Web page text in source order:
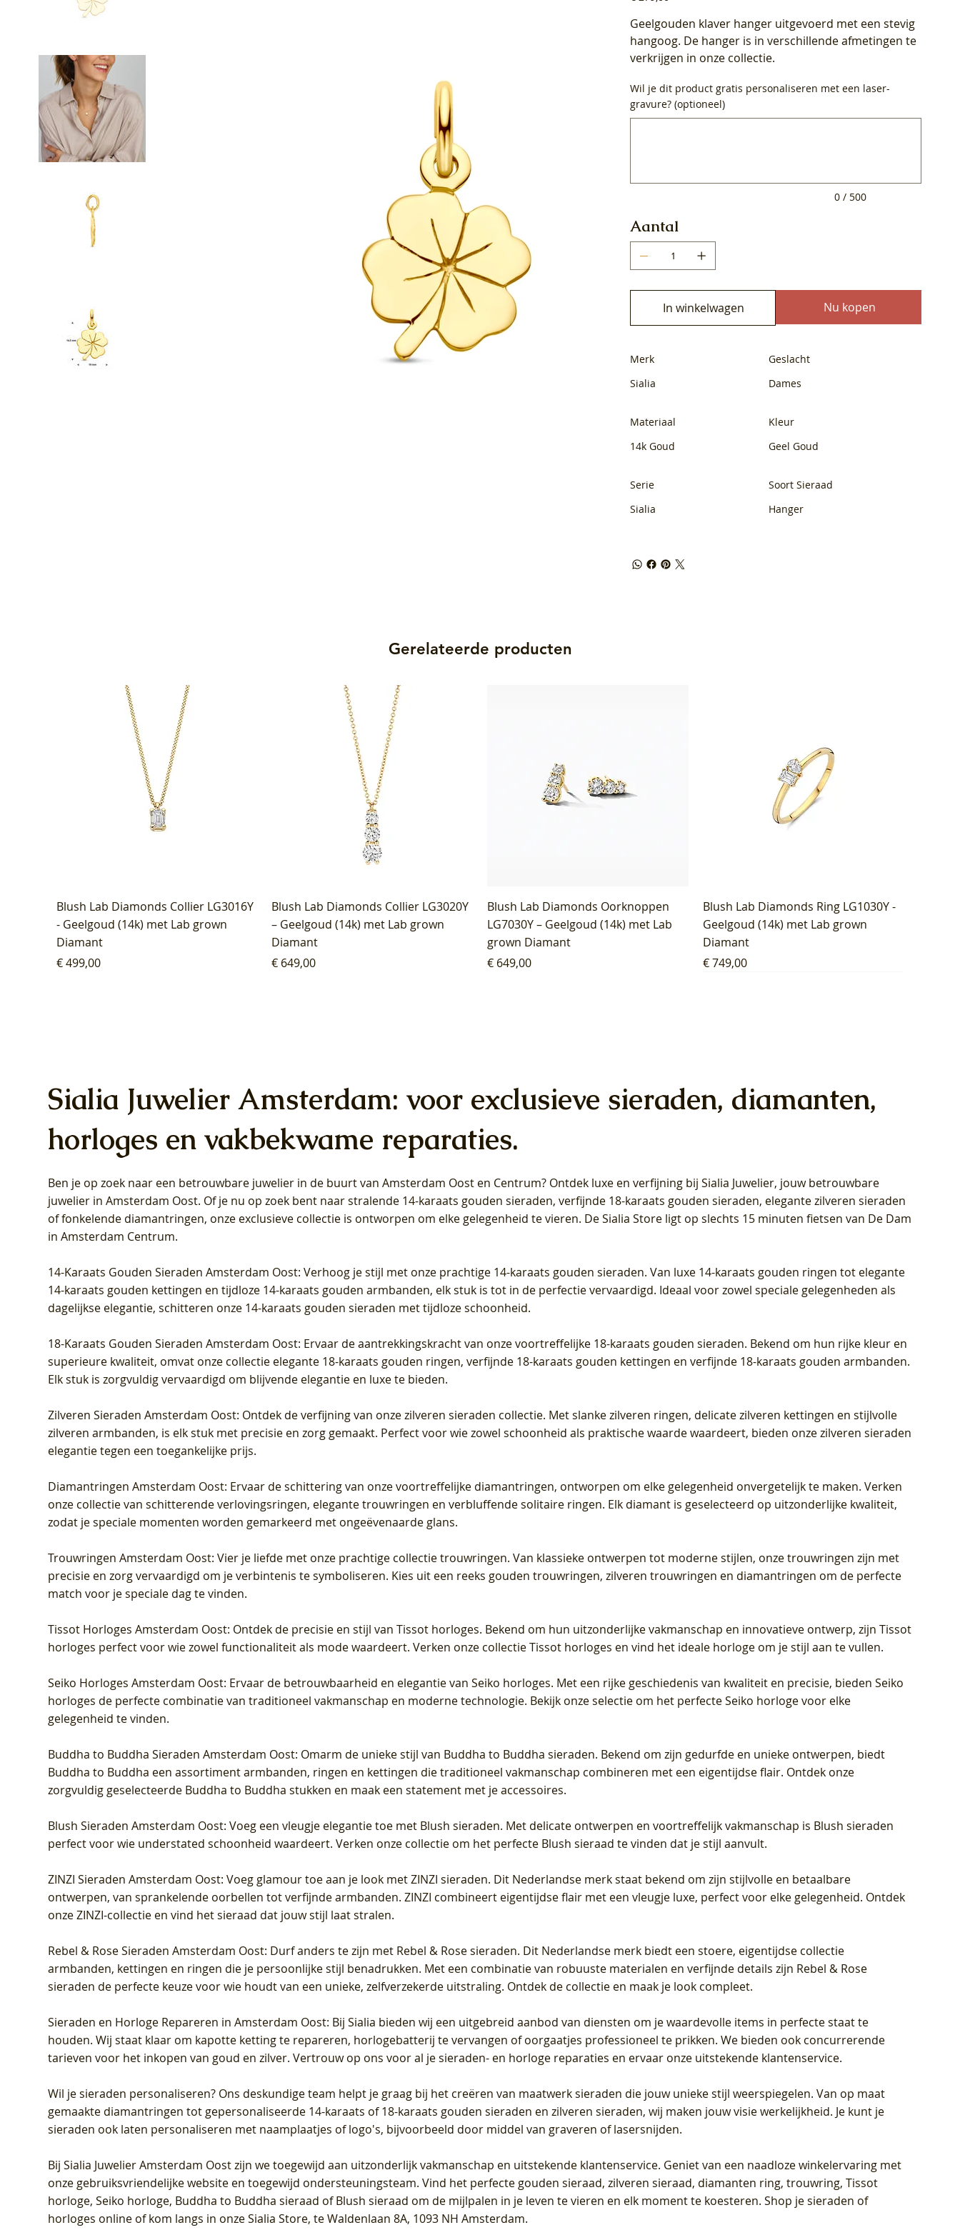
Geelgouden klaver hanger uitgevoerd met een stevig
hangoog. De hanger is in verschillende afmetingen te
verkrijgen in onze collectie.
Wil je dit product gratis personaliseren met een laser-
gravure? (optioneel)
0 / 500
Aantal
In winkelwagen Nu kopen
Merk
Sialia
Geslacht
Dames
Materiaal
14k Goud
Kleur
Geel Goud
Serie
Sialia
Soort Sieraad
Hanger
Gerelateerde producten
Blush Lab Diamonds Collier LG3016Y
- Geelgoud (14k) met Lab grown
Diamant
Prijs
€ 499,00
Blush Lab Diamonds Collier LG3020Y
– Geelgoud (14k) met Lab grown
Diamant
Prijs
€ 649,00
Blush Lab Diamonds Oorknoppen
LG7030Y – Geelgoud (14k) met Lab
grown Diamant
Prijs
€ 649,00
Blush Lab Diamonds Ring LG1030Y -
Geelgoud (14k) met Lab grown
Diamant
Prijs
€ 749,00
Blush Lab Diamonds Oorhangers
LG9006Y/S - Geelgoud (14k) met Lab
grown Diamant
Blush Lab Diamonds Oorhangers
LG9007Y/S - Geelgoud (14k) met Lab
grown Diamant
Blush Lab Diamonds Ring LG1028Y -
Geelgoud (14k) met Lab grown
Diamant
Blush Lab Diamonds Collier LG3014Y
- Geelgoud (14k) met Lab grown
Diamant
Blush Lab Diamonds Collier LG3019Y
– Geelgoud (14k) met Lab grown
Diamant
Blush Lab Diamonds Ring LG1042Y –
Geelgoud (14k) met Lab grown
Diamant
Blush Lab Diamonds Oorknoppen
LG7027Y - Geelgoud (14k) met Lab
grown Diamant
Blush Lab Diamonds Ring LG1029Y -
Geelgoud (14k) met Lab grown
Diamant
Blush Lab Diamonds Ring LG1031Y -
Geelgoud (14k) met Lab grown
Diamant
Blush Lab Diamonds Ring LG1044Y –
Geelgoud (14k) met Lab grown
Diamant
Blush Lab Diamonds Oorknoppen
LG7026Y - Geelgoud (14k) met Lab
grown Diamant
Blush Lab Diamonds Oorknoppen
LG7033Y – Geelgoud (14k) met Lab
grown Diamant
Sialia Juwelier Amsterdam: voor exclusieve sieraden, diamanten,
horloges en vakbekwame reparaties.
Ben je op zoek naar een betrouwbare juwelier in de buurt van Amsterdam Oost en Centrum? Ontdek luxe en verfijning bij Sialia Juwelier, jouw betrouwbare
juwelier in Amsterdam Oost. Of je nu op zoek bent naar stralende 14-karaats gouden sieraden, verfijnde 18-karaats gouden sieraden, elegante zilveren sieraden
of fonkelende diamantringen, onze exclusieve collectie is ontworpen om elke gelegenheid te vieren. De Sialia Store ligt op slechts 15 minuten fietsen van De Dam
in Amsterdam Centrum.
14-Karaats Gouden Sieraden Amsterdam Oost: Verhoog je stijl met onze prachtige 14-karaats gouden sieraden. Van luxe 14-karaats gouden ringen tot elegante
14-karaats gouden kettingen en tijdloze 14-karaats gouden armbanden, elk stuk is tot in de perfectie vervaardigd. Ideaal voor zowel speciale gelegenheden als
dagelijkse elegantie, schitteren onze 14-karaats gouden sieraden met tijdloze schoonheid.
18-Karaats Gouden Sieraden Amsterdam Oost: Ervaar de aantrekkingskracht van onze voortreffelijke 18-karaats gouden sieraden. Bekend om hun rijke kleur en
superieure kwaliteit, omvat onze collectie elegante 18-karaats gouden ringen, verfijnde 18-karaats gouden kettingen en verfijnde 18-karaats gouden armbanden.
Elk stuk is zorgvuldig vervaardigd om blijvende elegantie en luxe te bieden.
Zilveren Sieraden Amsterdam Oost: Ontdek de verfijning van onze zilveren sieraden collectie. Met slanke zilveren ringen, delicate zilveren kettingen en stijlvolle
zilveren armbanden, is elk stuk met precisie en zorg gemaakt. Perfect voor wie zowel schoonheid als praktische waarde waardeert, bieden onze zilveren sieraden
elegantie tegen een toegankelijke prijs.
Diamantringen Amsterdam Oost: Ervaar de schittering van onze voortreffelijke diamantringen, ontworpen om elke gelegenheid onvergetelijk te maken. Verken
onze collectie van schitterende verlovingsringen, elegante trouwringen en verbluffende solitaire ringen. Elk diamant is geselecteerd op uitzonderlijke kwaliteit,
zodat je speciale momenten worden gemarkeerd met ongeëvenaarde glans.
Trouwringen Amsterdam Oost: Vier je liefde met onze prachtige collectie trouwringen. Van klassieke ontwerpen tot moderne stijlen, onze trouwringen zijn met
precisie en zorg vervaardigd om je verbintenis te symboliseren. Kies uit een reeks gouden trouwringen, zilveren trouwringen en diamantringen om de perfecte
match voor je speciale dag te vinden.
Tissot Horloges Amsterdam Oost: Ontdek de precisie en stijl van Tissot horloges. Bekend om hun uitzonderlijke vakmanschap en innovatieve ontwerp, zijn Tissot
horloges perfect voor wie zowel functionaliteit als mode waardeert. Verken onze collectie Tissot horloges en vind het ideale horloge om je stijl aan te vullen.
Seiko Horloges Amsterdam Oost: Ervaar de betrouwbaarheid en elegantie van Seiko horloges. Met een rijke geschiedenis van kwaliteit en precisie, bieden Seiko
horloges de perfecte combinatie van traditioneel vakmanschap en moderne technologie. Bekijk onze selectie om het perfecte Seiko horloge voor elke
gelegenheid te vinden.
Buddha to Buddha Sieraden Amsterdam Oost: Omarm de unieke stijl van Buddha to Buddha sieraden. Bekend om zijn gedurfde en unieke ontwerpen, biedt
Buddha to Buddha een assortiment armbanden, ringen en kettingen die traditioneel vakmanschap combineren met een eigentijdse flair. Ontdek onze
zorgvuldig geselecteerde Buddha to Buddha stukken en maak een statement met je accessoires.
Blush Sieraden Amsterdam Oost: Voeg een vleugje elegantie toe met Blush sieraden. Met delicate ontwerpen en voortreffelijk vakmanschap is Blush sieraden
perfect voor wie understated schoonheid waardeert. Verken onze collectie om het perfecte Blush sieraad te vinden dat je stijl aanvult.
ZINZI Sieraden Amsterdam Oost: Voeg glamour toe aan je look met ZINZI sieraden. Dit Nederlandse merk staat bekend om zijn stijlvolle en betaalbare
ontwerpen, van sprankelende oorbellen tot verfijnde armbanden. ZINZI combineert eigentijdse flair met een vleugje luxe, perfect voor elke gelegenheid. Ontdek
onze ZINZI-collectie en vind het sieraad dat jouw stijl laat stralen.
Rebel & Rose Sieraden Amsterdam Oost: Durf anders te zijn met Rebel & Rose sieraden. Dit Nederlandse merk biedt een stoere, eigentijdse collectie
armbanden, kettingen en ringen die je persoonlijke stijl benadrukken. Met een combinatie van robuuste materialen en verfijnde details zijn Rebel & Rose
sieraden de perfecte keuze voor wie houdt van een unieke, zelfverzekerde uitstraling. Ontdek de collectie en maak je look compleet.
Sieraden en Horloge Repareren in Amsterdam Oost: Bij Sialia bieden wij een uitgebreid aanbod van diensten om je waardevolle items in perfecte staat te
houden. Wij staat klaar om kapotte ketting te repareren, horlogebatterij te vervangen of oorgaatjes professioneel te prikken. We bieden ook concurrerende
tarieven voor het inkopen van goud en zilver. Vertrouw op ons voor al je sieraden- en horloge reparaties en ervaar onze uitstekende klantenservice.
Wil je sieraden personaliseren? Ons deskundige team helpt je graag bij het creëren van maatwerk sieraden die jouw unieke stijl weerspiegelen. Van op maat
gemaakte diamantringen tot gepersonaliseerde 14-karaats of 18-karaats gouden sieraden en zilveren sieraden, wij maken jouw visie werkelijkheid. Je kunt je
sieraden ook laten personaliseren met naamplaatjes of logo's, bijvoorbeeld door middel van graveren of lasersnijden.
BijSialia Juwelier Amsterdam Oostzijn we toegewijd aan uitzonderlijk vakmanschap en uitstekende klantenservice. Geniet van een naadloze winkelervaring met
onze gebruiksvriendelijke website en toegewijd ondersteuningsteam. Vind het perfecte gouden sieraad, zilveren sieraad, diamanten ring, trouwring, Tissot
horloge, Seiko horloge, Buddha to Buddha sieraad of Blush sieraad om de mijlpalen in je leven te vieren en elk moment te koesteren. Shop je sieraden of
horloges online of kom langs in onze Sialia Store, te Waldenlaan 8A, 1093 NH Amsterdam.